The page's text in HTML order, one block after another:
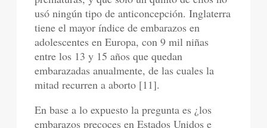
usó ningún tipo de anticoncepción. Inglaterra
tiene el mayor índice de embarazos en
adolescentes en Europa, con 9 mil niñas
entre los 13 y 15 años que quedan
embarazadas anualmente, de las cuales la
mitad recurren a aborto [11].
En base a lo expuesto la pregunta es ¿los
embarazos precoces en Estados Unidos e